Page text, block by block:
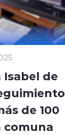
Isabel de
de 100
comuna